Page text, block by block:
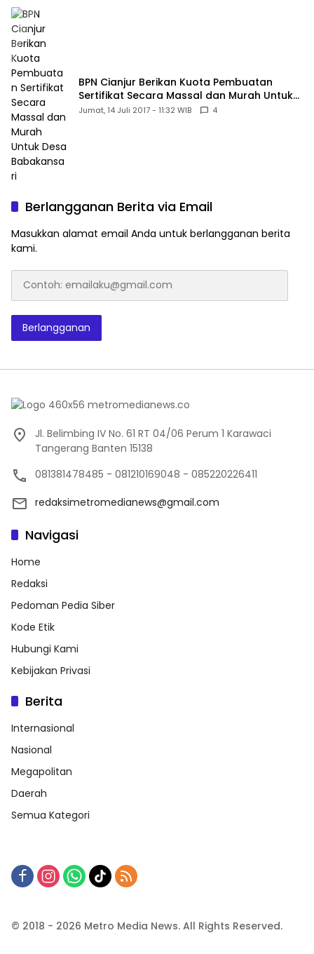
BPN Cianjur Berikan Kuota Pembuatan
Sertifikat Secara Massal dan Murah Untuk
Desa Babakansari
Jumat, 14 Juli 2017 - 11:32 WIB 4
Berlangganan Berita via Email
Masukkan alamat email Anda untuk berlangganan berita
kami.
emailaku@gmail.com
Berlangganan
Jl. Belimbing IV No. 61 RT 04/06 Perum 1 Karawaci
Tangerang Banten 15138
081381478485 - 081210169048 - 085220226411
redaksimetromedianews@gmail.com
Navigasi
Home
Redaksi
Pedoman Pedia Siber
Kode Etik
Hubungi Kami
Kebijakan Privasi
Berita
Internasional
Nasional
Megapolitan
Daerah
Semua Kategori
© 2018 - 2026 Metro Media News. All Rights Reserved.